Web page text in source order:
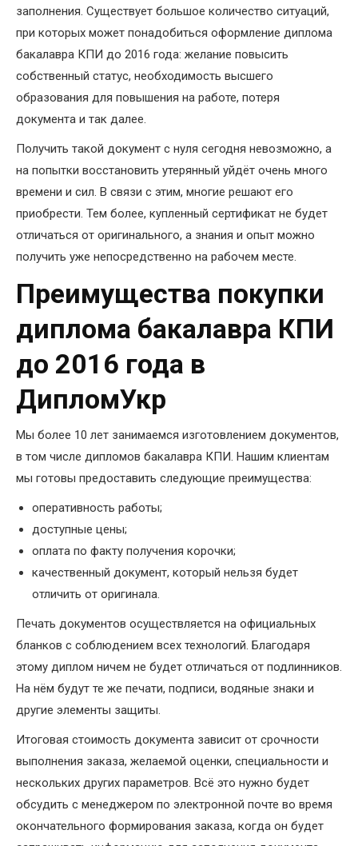
заполнения. Существует большое количество ситуаций,
при которых может понадобиться оформление диплома
бакалавра КПИ до 2016 года: желание повысить
собственный статус, необходимость высшего
образования для повышения на работе, потеря
документа и так далее.
Получить такой документ с нуля сегодня невозможно, а
на попытки восстановить утерянный уйдёт очень много
времени и сил. В связи с этим, многие решают его
приобрести. Тем более, купленный сертификат не будет
отличаться от оригинального, а знания и опыт можно
получить уже непосредственно на рабочем месте.
Преимущества покупки
диплома бакалавра КПИ
до 2016 года в
ДипломУкр
Мы более 10 лет занимаемся изготовлением документов,
в том числе дипломов бакалавра КПИ. Нашим клиентам
мы готовы предоставить следующие преимущества:
оперативность работы;
доступные цены;
оплата по факту получения корочки;
качественный документ, который нельзя будет
отличить от оригинала.
Печать документов осуществляется на официальных
бланков с соблюдением всех технологий. Благодаря
этому диплом ничем не будет отличаться от подлинников.
На нём будут те же печати, подписи, водяные знаки и
другие элементы защиты.
Итоговая стоимость документа зависит от срочности
выполнения заказа, желаемой оценки, специальности и
нескольких других параметров. Всё это нужно будет
обсудить с менеджером по электронной почте во время
окончательного формирования заказа, когда он будет